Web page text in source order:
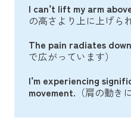
I can’t lift my arm
の高さより上に上げら
The pain radiates
で広がっています）
I’m experiencing
movement. （肩の動き